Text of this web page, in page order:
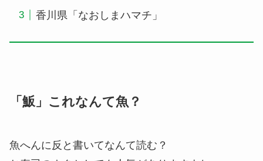
香川県「なおしまハマチ」
「魬」これなんて魚？
魚へんに反と書いてなんて読む？